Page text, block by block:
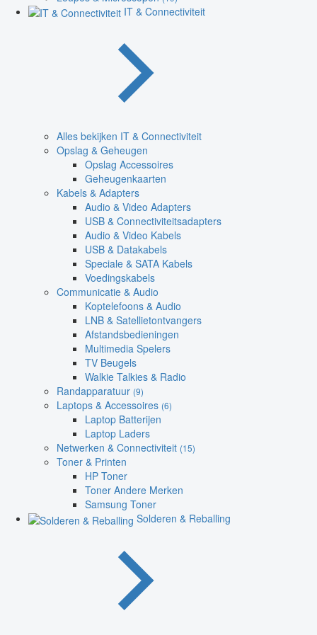
IT & Connectiviteit
Alles bekijken IT & Connectiviteit
Opslag & Geheugen
Opslag Accessoires
Geheugenkaarten
Kabels & Adapters
Audio & Video Adapters
USB & Connectiviteitsadapters
Audio & Video Kabels
USB & Datakabels
Speciale & SATA Kabels
Voedingskabels
Communicatie & Audio
Koptelefoons & Audio
LNB & Satellietontvangers
Afstandsbedieningen
Multimedia Spelers
TV Beugels
Walkie Talkies & Radio
Randapparatuur (9)
Laptops & Accessoires (6)
Laptop Batterijen
Laptop Laders
Netwerken & Connectiviteit (15)
Toner & Printen
HP Toner
Toner Andere Merken
Samsung Toner
Solderen & Reballing